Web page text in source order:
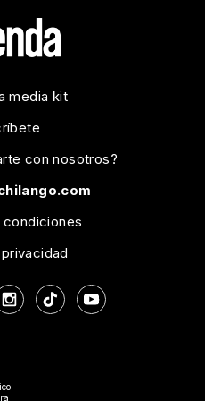
media kit
con nosotros?
condiciones